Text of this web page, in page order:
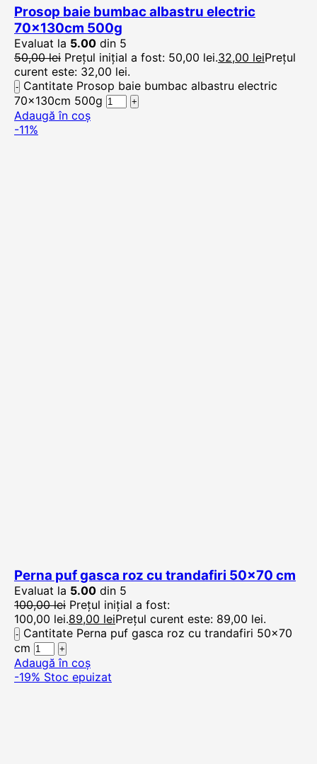
Prosop baie bumbac albastru electric
70x130cm 500g
Evaluat la 5.00 din 5
50,00lei Prețul inițial a fost: 50,00 lei.32,00 leiPrețul
curent este: 32,00 lei.
Cantitate Prosop baie bumbac albastru electric
70x130cm 500g
Adaugă în coș
-11%
Perna puf gasca roz cu trandafiri 50×70 cm
Evaluat la 5.00 din 5
100,00lei Prețul inițial a fost:
100,00 lei.89,00 leiPrețul curent este: 89,00 lei.
Cantitate Perna puf gasca roz cu trandafiri 50x70
cm
Adaugă în coș
-19% Stoc epuizat